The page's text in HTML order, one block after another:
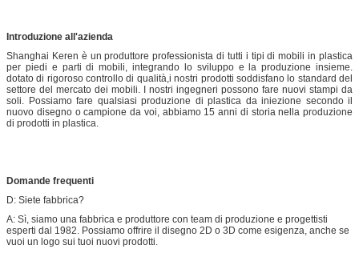
Introduzione all'azienda
Shanghai Keren è un produttore professionista di tutti i tipi di mobili in plastica
per piedi e parti di mobili, integrando lo sviluppo e la produzione insieme.
dotato di rigoroso controllo di qualità,i nostri prodotti soddisfano lo standard del
settore del mercato dei mobili. I nostri ingegneri possono fare nuovi stampi da
soli. Possiamo fare qualsiasi produzione di plastica da iniezione secondo il
nuovo disegno o campione da voi, abbiamo 15 anni di storia nella produzione
di prodotti in plastica.
Domande frequenti
D: Siete fabbrica?
A: Sì, siamo una fabbrica e produttore con team di produzione e progettisti
esperti dal 1982. Possiamo offrire il disegno 2D o 3D come esigenza, anche se
vuoi un logo sui tuoi nuovi prodotti.